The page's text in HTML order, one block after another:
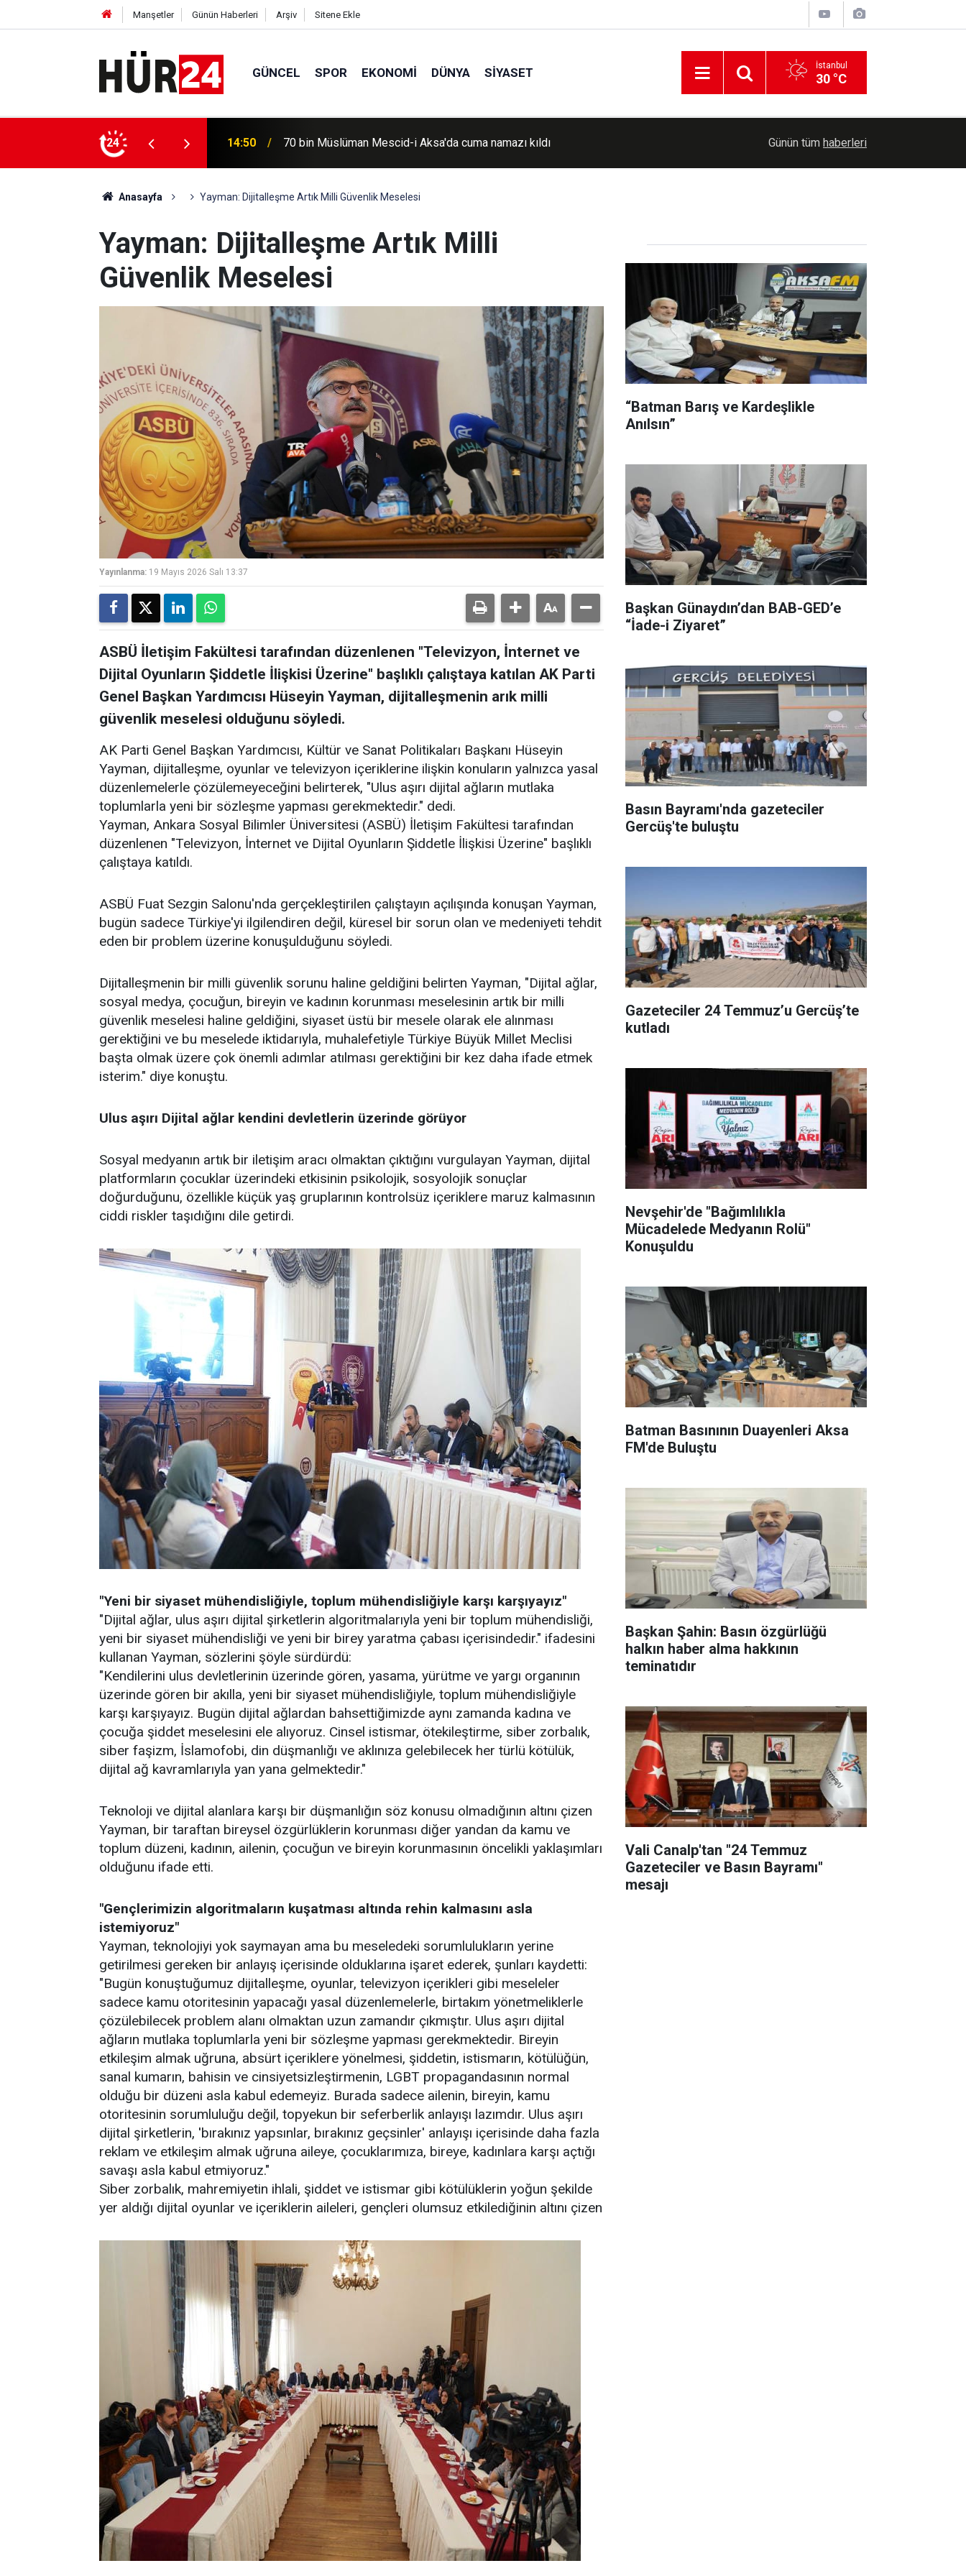
Manşetler Günün Haberleri Arşiv Sitene Ekle
GÜNCEL SPOR EKONOMI DÜNYA SIYASET İstanbul
30 °C
24 14:49 Balıkesir’de 6 ton kaçak çay ele geçirildi 42 yılı aşkın iktidarda olan Biya, askeri
Günün tüm haberleri
Anasayfa Yayman: Dijitalleşme Artık Milli Güvenlik Meselesi
Yayman: Dijitalleşme Artık Milli
Güvenlik Meselesi
Yayınlanma: 19 Mayıs 2026 Salı 13:37
ASBÜ İletişim Fakültesi tarafından düzenlenen "Televizyon, İnternet ve
Dijital Oyunların Şiddetle İlişkisi Üzerine" başlıklı çalıştaya katılan AK Parti
Genel Başkan Yardımcısı Hüseyin Yayman, dijitalleşmenin arık milli
güvenlik meselesi olduğunu söyledi.
AK Parti Genel Başkan Yardımcısı, Kültür ve Sanat Politikaları Başkanı Hüseyin
Yayman, dijitalleşme, oyunlar ve televizyon içeriklerine ilişkin konuların yalnızca yasal
düzenlemelerle çözülemeyeceğini belirterek, "Ulus aşırı dijital ağların mutlaka
toplumlarla yeni bir sözleşme yapması gerekmektedir." dedi.
Yayman, Ankara Sosyal Bilimler Üniversitesi (ASBÜ) İletişim Fakültesi tarafından
düzenlenen "Televizyon, İnternet ve Dijital Oyunların Şiddetle İlişkisi Üzerine" başlıklı
çalıştaya katıldı.
ASBÜ Fuat Sezgin Salonu'nda gerçekleştirilen çalıştayın açılışında konuşan Yayman,
bugün sadece Türkiye'yi ilgilendiren değil, küresel bir sorun olan ve medeniyeti tehdit
eden bir problem üzerine konuşulduğunu söyledi.
Dijitalleşmenin bir milli güvenlik sorunu haline geldiğini belirten Yayman, "Dijital ağlar,
sosyal medya, çocuğun, bireyin ve kadının korunması meselesinin artık bir milli
güvenlik meselesi haline geldiğini, siyaset üstü bir mesele olarak ele alınması
gerektiğini ve bu meselede iktidarıyla, muhalefetiyle Türkiye Büyük Millet Meclisi
başta olmak üzere çok önemli adımlar atılması gerektiğini bir kez daha ifade etmek
isterim." diye konuştu.
Ulus aşırı Dijital ağlar kendini devletlerin üzerinde görüyor
Sosyal medyanın artık bir iletişim aracı olmaktan çıktığını vurgulayan Yayman, dijital
platformların çocuklar üzerindeki etkisinin psikolojik, sosyolojik sonuçlar
doğurduğunu, özellikle küçük yaş gruplarının kontrolsüz içeriklere maruz kalmasının
ciddi riskler taşıdığını dile getirdi.
"Yeni bir siyaset mühendisliğiyle, toplum mühendisliğiyle karşı karşıyayız"
"Dijital ağlar, ulus aşırı dijital şirketlerin algoritmalarıyla yeni bir toplum mühendisliği,
yeni bir siyaset mühendisliği ve yeni bir birey yaratma çabası içerisindedir." ifadesini
kullanan Yayman, sözlerini şöyle sürdürdü:
"Kendilerini ulus devletlerinin üzerinde gören, yasama, yürütme ve yargı organının
üzerinde gören bir akılla, yeni bir siyaset mühendisliğiyle, toplum mühendisliğiyle
karşı karşıyayız. Bugün dijital ağlardan bahsettiğimizde aynı zamanda kadına ve
çocuğa şiddet meselesini ele alıyoruz. Cinsel istismar, ötekileştirme, siber zorbalık,
siber faşizm, İslamofobi, din düşmanlığı ve aklınıza gelebilecek her türlü kötülük,
dijital ağ kavramlarıyla yan yana gelmektedir."
Teknoloji ve dijital alanlara karşı bir düşmanlığın söz konusu olmadığının altını çizen
Yayman, bir taraftan bireysel özgürlüklerin korunması diğer yandan da kamu ve
toplum düzeni, kadının, ailenin, çocuğun ve bireyin korunmasının öncelikli yaklaşımları
olduğunu ifade etti.
"Gençlerimizin algoritmaların kuşatması altında rehin kalmasını asla
istemiyoruz"
Yayman, teknolojiyi yok saymayan ama bu meseledeki sorumlulukların yerine
getirilmesi gereken bir anlayış içerisinde olduklarına işaret ederek, şunları kaydetti:
"Bugün konuştuğumuz dijitalleşme, oyunlar, televizyon içerikleri gibi meseleler
sadece kamu otoritesinin yapacağı yasal düzenlemelerle, birtakım yönetmeliklerle
çözülebilecek problem alanı olmaktan uzun zamandır çıkmıştır. Ulus aşırı dijital
ağların mutlaka toplumlarla yeni bir sözleşme yapması gerekmektedir. Bireyin
etkileşim almak uğruna, absürt içeriklere yönelmesi, şiddetin, istismarın, kötülüğün,
sanal kumarın, bahisin ve cinsiyetsizleştirmenin, LGBT propagandasının normal
olduğu bir düzeni asla kabul edemeyiz. Burada sadece ailenin, bireyin, kamu
otoritesinin sorumluluğu değil, topyekun bir seferberlik anlayışı lazımdır. Ulus aşırı
dijital şirketlerin, 'bırakınız yapsınlar, bırakınız geçsinler' anlayışı içerisinde daha fazla
reklam ve etkileşim almak uğruna aileye, çocuklarımıza, bireye, kadınlara karşı açtığı
savaşı asla kabul etmiyoruz."
Siber zorbalık, mahremiyetin ihlali, şiddet ve istismar gibi kötülüklerin yoğun şekilde
yer aldığı dijital oyunlar ve içeriklerin aileleri, gençleri olumsuz etkilediğinin altını çizen
“Batman Barış ve Kardeşlikle
Anılsın”
Başkan Günaydın’dan BAB-GED’e
“İade-i Ziyaret”
Basın Bayramı'nda gazeteciler
Gercüş'te buluştu
Gazeteciler 24 Temmuz’u Gercüş’te
kutladı
Nevşehir'de "Bağımlılıkla
Mücadelede Medyanın Rolü"
Konuşuldu
Batman Basınının Duayenleri Aksa
FM'de Buluştu
Başkan Şahin: Basın özgürlüğü
halkın haber alma hakkının
teminatıdır
Vali Canalp'tan "24 Temmuz
Gazeteciler ve Basın Bayramı"
mesajı